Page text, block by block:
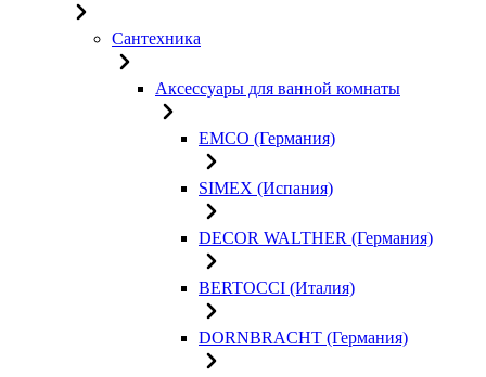
Сантехника
Аксессуары для ванной комнаты
EMCO (Германия)
SIMEX (Испания)
DECOR WALTHER (Германия)
BERTOCCI (Италия)
DORNBRACHT (Германия)